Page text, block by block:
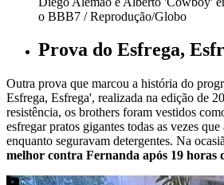
o BBB7 / Reprodução/Globo
Prova do Esfrega,
Outra prova que marcou a história do
Esfrega, Esfrega', realizada na edição de
resistência, os brothers foram vestidos
esfregar pratos gigantes todas as vezes
enquanto seguravam detergentes. Na
melhor contra Fernanda após 19 horas